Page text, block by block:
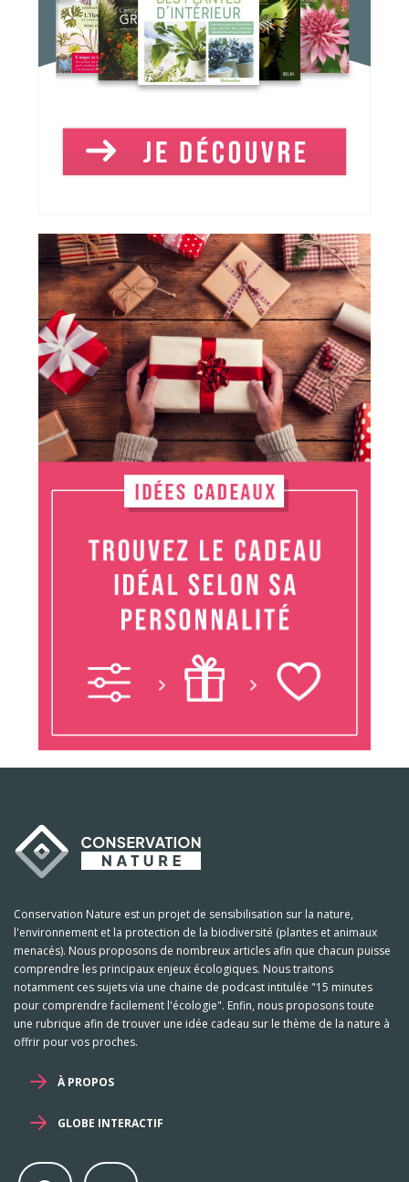
Conservation Nature est un projet de sensibilisation sur la nature,
l'environnement et la protection de la biodiversité (plantes et animaux
menacés). Nous proposons de nombreux articles afin que chacun puisse
comprendre les principaux enjeux écologiques. Nous traitons
notamment ces sujets via une chaine de podcast intitulée "15 minutes
pour comprendre facilement l'écologie". Enfin, nous proposons toute
une rubrique afin de trouver une idée cadeau sur le thème de la nature à
offrir pour vos proches.
À PROPOS
GLOBE INTERACTIF